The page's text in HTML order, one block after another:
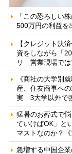
「この恐ろしい
500万円の利益を
【クレジット決
資をしながら「
リ 営業現場では
《商社の大学別
産、住友商事へ
実 3大学以外で
猛暑のお葬式で
ていけばOK」と
マストなのか？
急増する中国企